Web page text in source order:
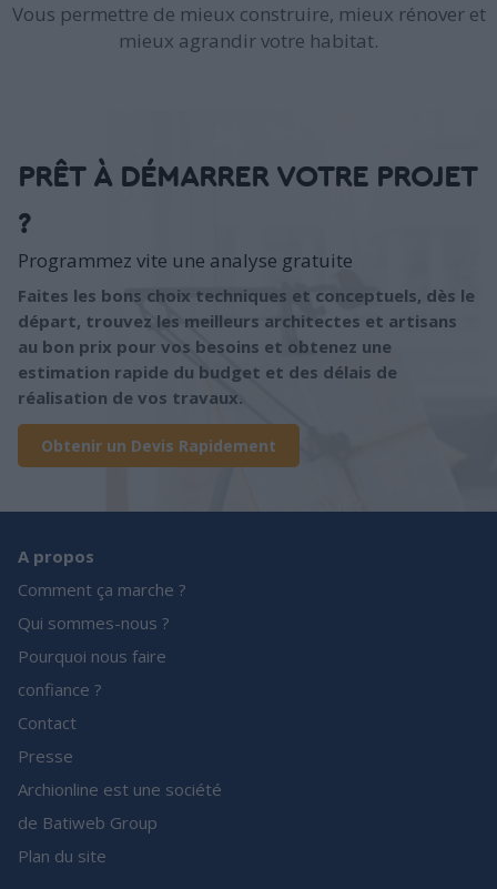
Vous permettre de mieux construire, mieux rénover et
mieux agrandir votre habitat.
PRÊT À DÉMARRER VOTRE PROJET
?
Programmez vite une analyse gratuite
Faites les bons choix techniques et conceptuels, dès le
départ, trouvez les meilleurs architectes et artisans
au bon prix pour vos besoins et obtenez une
estimation rapide du budget et des délais de
réalisation de vos travaux.
Obtenir un Devis Rapidement
A propos
Comment ça marche ?
Qui sommes-nous ?
Pourquoi nous faire
confiance ?
Contact
Presse
Archionline est une société
de Batiweb Group
Plan du site